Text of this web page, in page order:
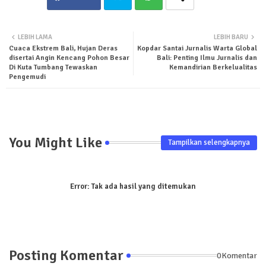
ter tsa
LEBIH BARU
Kopdar Santai Jurnalis Warta Global
Bali: Penting Ilmu Jurnalis dan
Kemandirian Berkelualitas
LEBIH LAMA
Cuaca Ekstrem Bali, Hujan Deras
disertai Angin Kencang Pohon Besar
Di Kuta Tumbang Tewaskan
Pengemudi
You Might Like Tampilkan selengkapnya
Error:Tak ada hasil yang ditemukan
Posting Komentar 0Komentar